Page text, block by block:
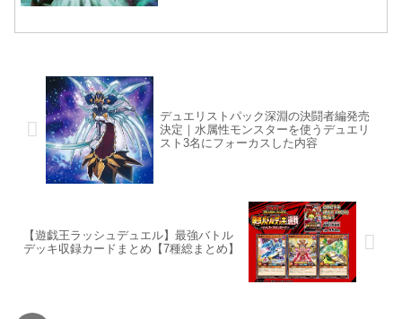
デュエリストパック深淵の決闘者編発売
決定｜水属性モンスターを使うデュエリ
スト3名にフォーカスした内容
【遊戯王ラッシュデュエル】最強バトル
デッキ収録カードまとめ【7種総まとめ】